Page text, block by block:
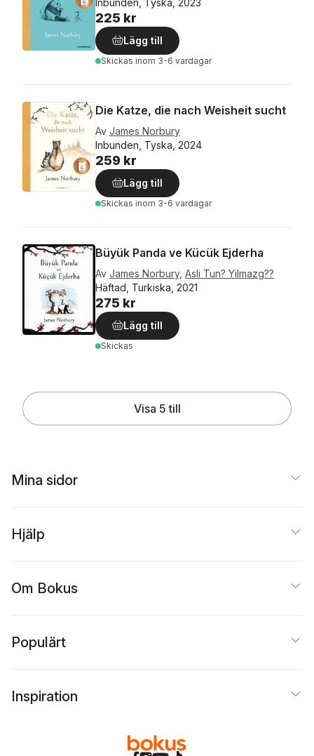
Inbunden, Tyska, 2023
225 kr
Lägg till
Skickas inom 3-6 vardagar
Die Katze, die nach Weisheit sucht
Av James Norbury
Inbunden, Tyska, 2024
259 kr
Lägg till
Skickas inom 3-6 vardagar
Büyük Panda ve Kücük Ejderha
Av James Norbury, Asli Tun? Yilmazg??
Häftad, Turkiska, 2021
275 kr
Lägg till
Skickas
Visa 5 till
Mina sidor
Hjälp
Om Bokus
Populärt
Inspiration